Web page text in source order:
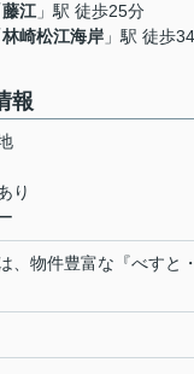
藤江 」駅 徒歩25分
林崎松江海岸 」駅 徒歩
報
り
、物件豊富な『べすと